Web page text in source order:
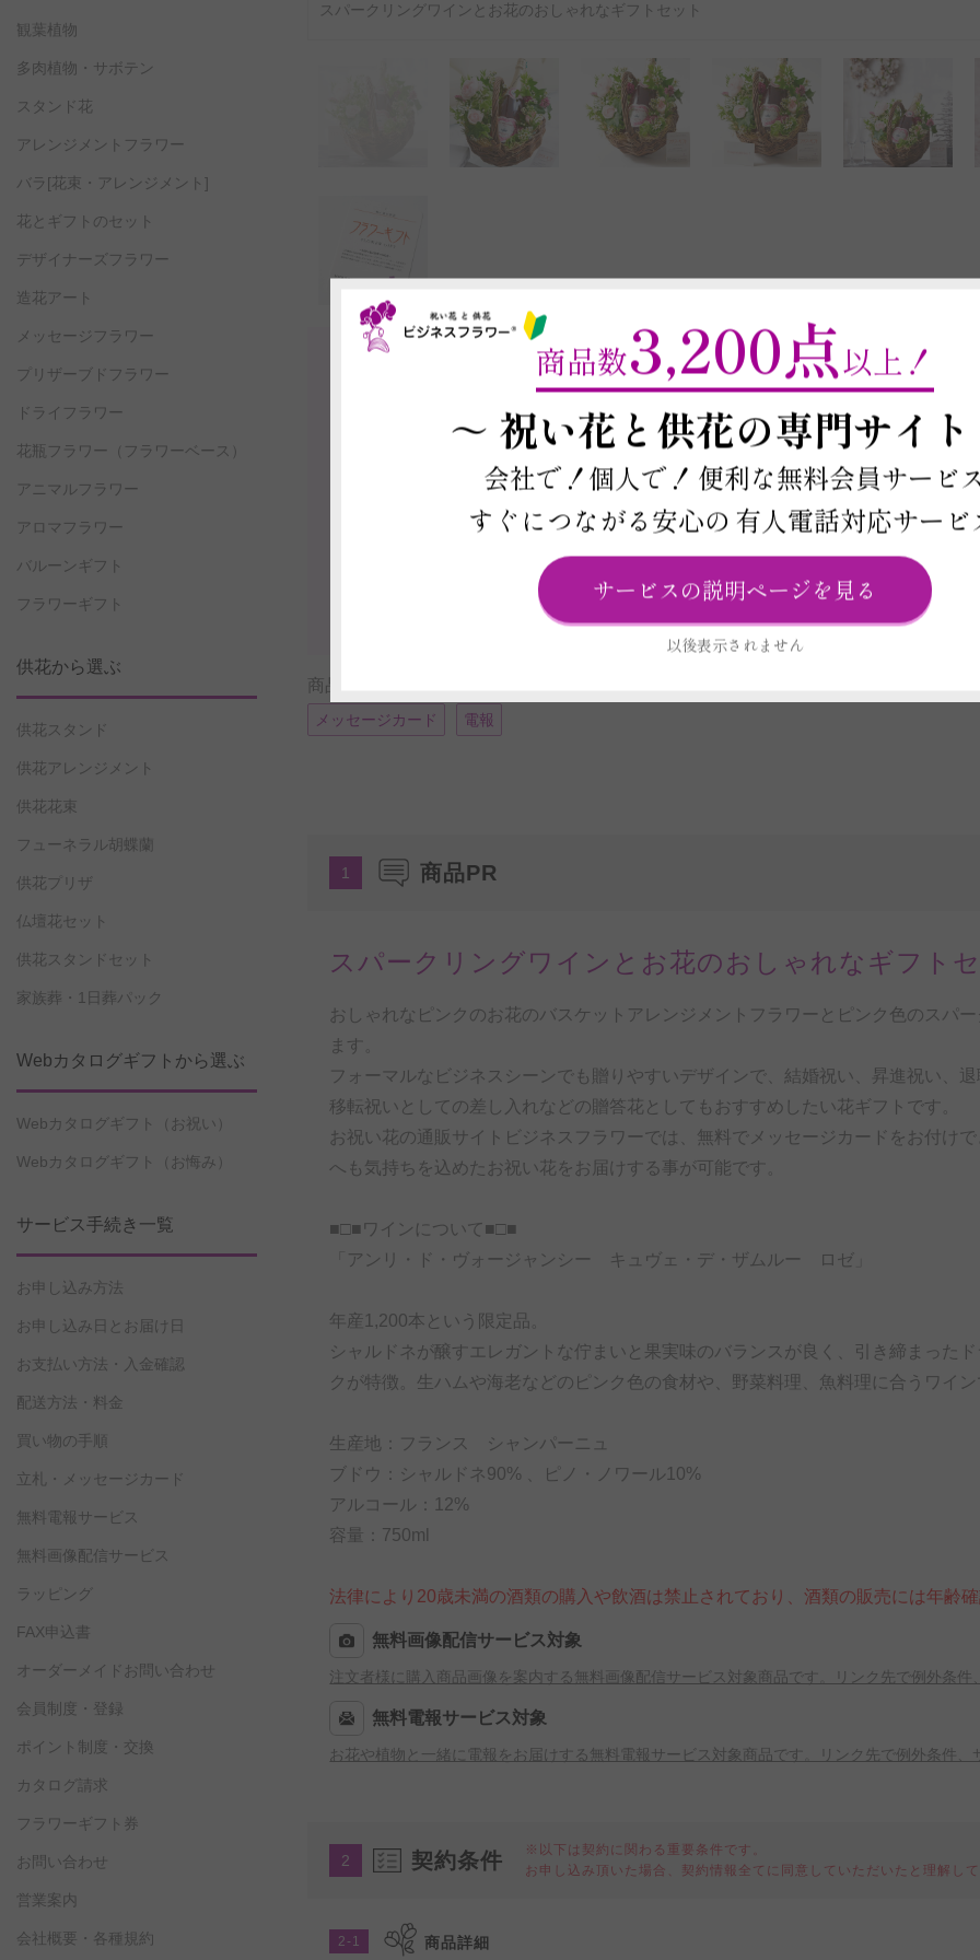
最短お届け日・在庫検
以下に郵便番号入力するとお届け日や在庫確
商品を注文する場合は契約条件を確認の上、本ページ下部の「この商
※最短お届け日以降であれば、お届け日をご指
お届け日と在庫検索について
この商品の在庫・ お届け日を確認
商品に付帯可能なサービス
メッセージカード 電報
スパークリングワインとお花のおしゃれなギフトセット
1 商品PR
スパークリングワインとお花のおしゃれなギフトセ
おしゃれなピンクのお花のバスケットアレンジメントフラワーとピンク色のスパ
ます。
フォーマルなビジネスシーンでも贈りやすいデザインで、結婚祝い、昇進祝い、
移転祝いとしての差し入れなどの贈答花としてもおすすめしたい花ギフトです。
お祝い花の通販サイトビジネスフラワーでは、無料でメッセージカードをお付け
へも気持ちを込めたお祝い花をお届けする事が可能です。
■□■ワインについて■□■
「アンリ・ド・ヴォージャンシー キュヴェ・デ・ザムルー ロゼ」
年産1,200本という限定品。
シャルドネが醸すエレガントな佇まいと果実味のバランスが良く、引き締まった
クが特徴。生ハムや海老などのピンク色の食材や、野菜料理、魚料理に合うワイン
生産地：フランス シャンパーニュ
ブドウ：シャルドネ90% 、ピノ・ノワール10%
アルコール：12%
容量：750ml
法律により20歳未満の酒類の購入や飲酒は禁止されており、酒類の販売には年齢
無料画像配信サービス対象
注文者様に購入商品画像を案内する無料画像配信サービス対象商品です。リンク先で例外条件
無料電報サービス対象
お花や植物と一緒に電報をお届けする無料電報サービス対象商品です。リンク先で例外条件、
2 契約条件
※以下は契約に関わる重要条件です。
お申し込み頂いた場合、契約情報全てに同意していただいたと理解し
2-1 商品詳細
観葉植物
多肉植物・サボテン
スタンド花
アレンジメントフラワー
バラ[花束・アレンジメント]
花とギフトのセット
デザイナーズフラワー
造花アート
メッセージフラワー
プリザーブドフラワー
ドライフラワー
花瓶フラワー （フラワーベース）
アニマルフラワー
アロマフラワー
バルーンギフト
フラワーギフト
供花から選ぶ
供花スタンド
供花アレンジメント
供花花束
フューネラル胡蝶蘭
供花プリザ
仏壇花セット
供花スタンドセット
家族葬・1日葬パック
Webカタログギフトから選ぶ
Webカタログギフト（お祝い）
Webカタログギフト（お悔み）
サービス手続き一覧
お申し込み方法
お申し込み日とお届け日
お支払い方法・入金確認
配送方法・料金
買い物の手順
立札・メッセージカード
無料電報サービス
無料画像配信サービス
ラッピング
FAX申込書
オーダーメイドお問い合わせ
会員制度・登録
ポイント制度・交換
カタログ請求
フラワーギフト券
お問い合わせ
営業案内
会社概要・各種規約
商品数3,200点以上！
～ 祝い花と供花の専門サイ
会社で！個人で！ 便利な無料会員サービ
すぐにつながる安心の 有人電話対応サービ
サービスの説明ページを見る
以後表示されません